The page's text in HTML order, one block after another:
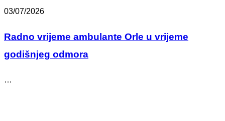
03/07/2026
Radno vrijeme ambulante Orle u vrijeme
godišnjeg odmora
…